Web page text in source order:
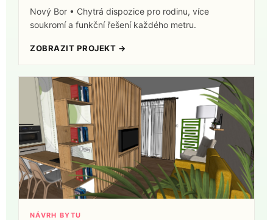
Nový Bor • Chytrá dispozice pro rodinu, více
soukromí a funkční řešení každého metru.
ZOBRAZIT PROJEKT →
NÁVRH BYTU